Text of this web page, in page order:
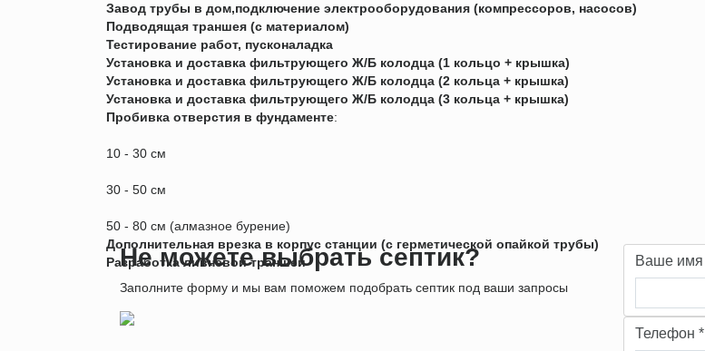
Завод трубы в дом,подключение электрооборудования (компрессоров, насосов)
Подводящая траншея (с материалом)
Тестирование работ, пусконаладка
Установка и доставка фильтрующего Ж/Б колодца (1 кольцо + крышка)
Установка и доставка фильтрующего Ж/Б колодца (2 кольца + крышка)
Установка и доставка фильтрующего Ж/Б колодца (3 кольца + крышка)
Пробивка отверстия в фундаменте:
10 - 30 см
30 - 50 см
50 - 80 см (алмазное бурение)
Дополнительная врезка в корпус станции (с герметической опайкой трубы)
Разработка ливневой траншеи
Не можете выбрать септик?
Заполните форму и мы вам поможем подобрать септик под ваши запросы
Ваше имя
Телефон *